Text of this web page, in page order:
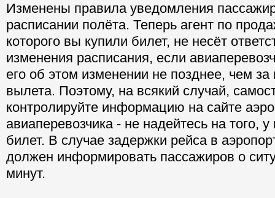
Изменены правила уведомления
расписании полёта. Теперь агент по
которого вы купили билет, не несёт
изменения расписания, если
его об этом изменении не позднее, чем
вылета. Поэтому, на всякий случай,
контролируйте информацию на сайте
авиаперевозчика - не надейтесь на того,
билет. В случае задержки рейса в
должен информировать пассажиров о
минут.